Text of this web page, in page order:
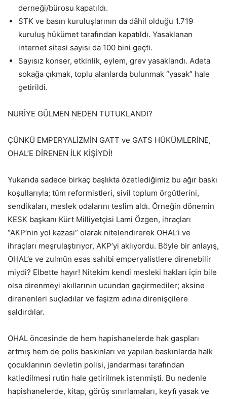
derneği/bürosu kapatıldı.
STK ve basın kuruluşlarının da dâhil olduğu 1.719
kuruluş hükümet tarafından kapatıldı. Yasaklanan
internet sitesi sayısı da 100 bini geçti.
Sayısız konser, etkinlik, eylem, grev yasaklandı. Adeta
sokağa çıkmak, toplu alanlarda bulunmak “yasak” hale
getirildi.
NURİYE GÜLMEN NEDEN TUTUKLANDI?
ÇÜNKÜ EMPERYALİZMİN GATT ve GATS HÜKÜMLERİNE,
OHAL’E DİRENEN İLK KİŞİYDİ!
Yukarıda sadece birkaç başlıkta özetlediğimiz bu ağır baskı
koşullarıyla; tüm reformistleri, sivil toplum örgütlerini,
sendikaları, meslek odalarını teslim aldı. Örneğin dönemin
KESK başkanı Kürt Milliyetçisi Lami Özgen, ihraçları
“AKP’nin yol kazası” olarak nitelendirerek OHAL’i ve
ihraçları meşrulaştırıyor, AKP’yi aklıyordu. Böyle bir anlayış,
OHAL’e ve zulmün esas sahibi emperyalistlere direnebilir
miydi? Elbette hayır! Nitekim kendi mesleki hakları için bile
olsa direnmeyi akıllarının ucundan geçirmediler; aksine
direnenleri suçladılar ve faşizm adına direnişçilere
saldırdılar.
OHAL öncesinde de hem hapishanelerde hak gaspları
artmış hem de polis baskınları ve yapılan baskınlarda halk
çocuklarının devletin polisi, jandarması tarafından
katledilmesi rutin hale getirilmek istenmişti. Bu nedenle
hapishanelerde, kitap, görüş sınırlamaları, keyﬁ yasak ve